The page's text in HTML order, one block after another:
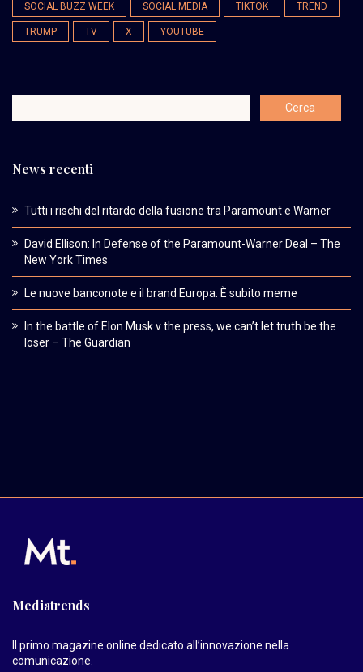
SOCIAL BUZZ WEEK SOCIAL MEDIA TIKTOK TREND
TRUMP TV X YOUTUBE
News recenti
Tutti i rischi del ritardo della fusione tra Paramount e Warner
David Ellison: In Defense of the Paramount-Warner Deal – The
New York Times
Le nuove banconote e il brand Europa. È subito meme
In the battle of Elon Musk v the press, we can’t let truth be the
loser – The Guardian
Mediatrends
Il primo magazine online dedicato all’innovazione nella
comunicazione.